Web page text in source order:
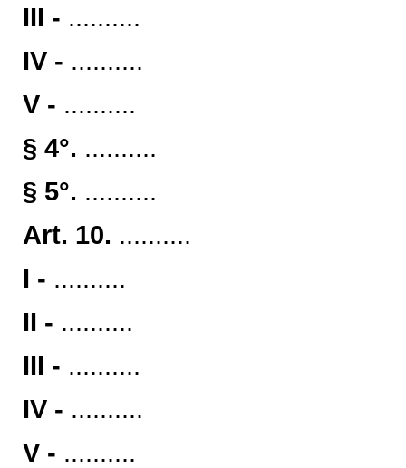
III - ..........
IV - ..........
V - ..........
§ 4°. ..........
§ 5°. ..........
Art. 10. ..........
I - ..........
II - ..........
III - ..........
IV - ..........
V - ..........